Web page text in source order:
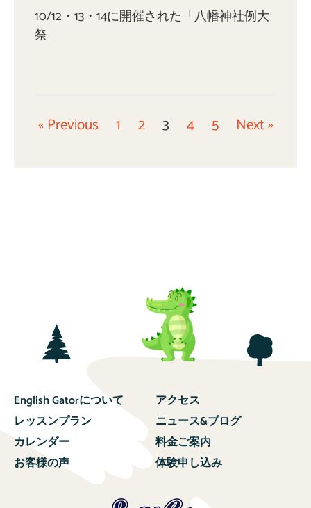
10/12・13・14に開催された「八幡神社例大
祭
« Previous 1 2 3 4 5 Next »
English Gatorについて
レッスンプラン
カレンダー
お客様の声
アクセス
ニュース&ブログ
料金ご案内
体験申し込み